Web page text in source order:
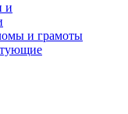
и
и грамоты